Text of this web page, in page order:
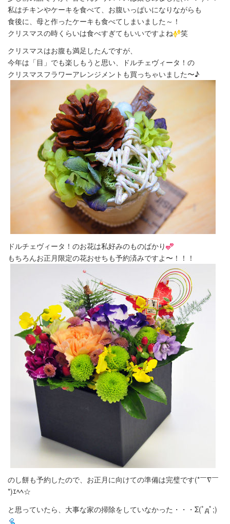
私はチキンやケーキを食べて、お腹いっぱいになりながらも
食後に、母と作ったケーキも食べてしまいました～！
クリスマスの時くらいは食べすぎてもいいですよね
笑
クリスマスはお腹も満足したんですが、
今年は「目」でも楽しもうと思い、ドルチェヴィータ！の
クリスマスフラワーアレンジメントも買っちゃいました〜♪
ドルチェヴィータ！のお花は私好みのものばかり
もちろんお正月限定の花おせちも予約済みですよ〜！！！
のし餅も予約したので、お正月に向けての準備は完璧です(*￣∇￣
*)ｴﾍﾍ☆
と思っていたら、大事な家の掃除をしていなかった・・・Σ(ﾟдﾟ;)